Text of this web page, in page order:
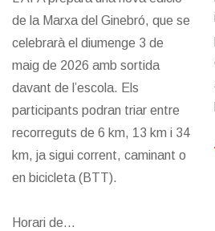
de la Marxa del Ginebró, que se
celebrarà el diumenge 3 de
maig de 2026 amb sortida
davant de l’escola. Els
participants podran triar entre
recorreguts de 6 km, 13 km i 34
km, ja sigui corrent, caminant o
en bicicleta (BTT).
Horari de...